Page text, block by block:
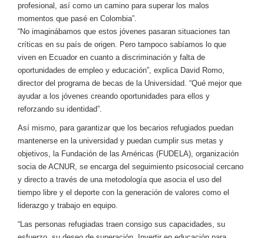
profesional, así como un camino para superar los malos
momentos que pasé en Colombia”.
“No imaginábamos que estos jóvenes pasaran situaciones tan
críticas en su país de origen. Pero tampoco sabíamos lo que
viven en Ecuador en cuanto a discriminación y falta de
oportunidades de empleo y educación”, explica David Romo,
director del programa de becas de la Universidad. “Qué mejor que
ayudar a los jóvenes creando oportunidades para ellos y
reforzando su identidad”.
Así mismo, para garantizar que los becarios refugiados puedan
mantenerse en la universidad y puedan cumplir sus metas y
objetivos, la Fundación de las Américas (FUDELA), organización
socia de ACNUR, se encarga del seguimiento psicosocial cercano
y directo a través de una metodología que asocia el uso del
tiempo libre y el deporte con la generación de valores como el
liderazgo y trabajo en equipo.
“Las personas refugiadas traen consigo sus capacidades, su